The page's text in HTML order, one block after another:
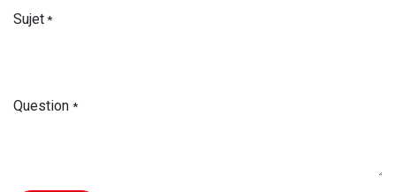
Sujet*
Question *